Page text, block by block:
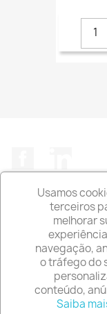
A EMPRESA
INFORMAÇÃO DA
© 2026 - Software
Usamos
terceiros
melhorar
navegação,
o tráfego do
conteúdo,
Saiba